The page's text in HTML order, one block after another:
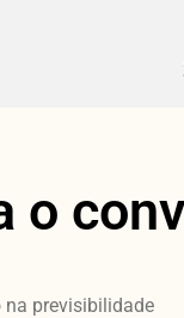
o
na previsibilidade